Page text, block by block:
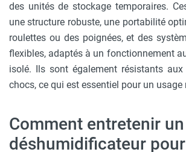
des unités de stockage temporaires.
une structure robuste, une portabilité
roulettes ou des poignées, et des
flexibles, adaptés à un fonctionnement
isolé. Ils sont également résistants
chocs, ce qui est essentiel pour un usage
Comment entretenir un
déshumidificateur